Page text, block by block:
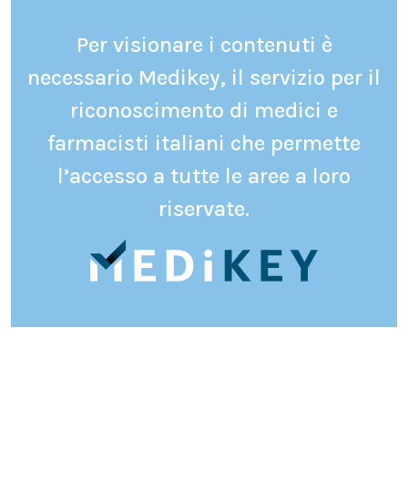
Per visionare i contenuti è
necessario Medikey, il servizio per il
riconoscimento di medici e
farmacisti italiani che permette
l’accesso a tutte le aree a loro
riservate.